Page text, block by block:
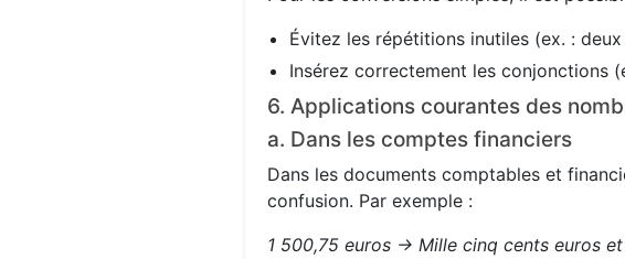
Évitez les répétitions inutiles (ex. :
Insérez correctement les conjonctions
6. Applications courantes des
a. Dans les comptes financiers
Dans les documents comptables et
confusion. Par exemple :
1 500,75 euros → Mille cinq cents euros